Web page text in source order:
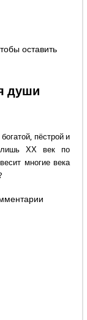
династии
оставить
души
пёстрой и
лишь ХХ век по
многие века
души